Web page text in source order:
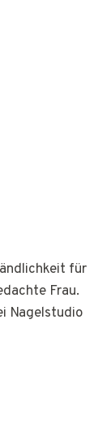
für
Frau.
Nagelstudio